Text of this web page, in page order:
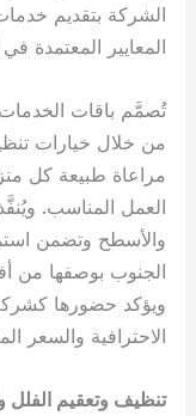
الشركة بتقديم
المعايير المعتمدة
تُصمَّم باقات الخدمات
من خلال خيارات
مراعاة طبيعة كل
العمل المناسب.
والأسطح وتضمن
الجنوب بوصفها من
ويؤكد حضورها
الاحترافية والسعر
تنظيف وتعقيم الفلل